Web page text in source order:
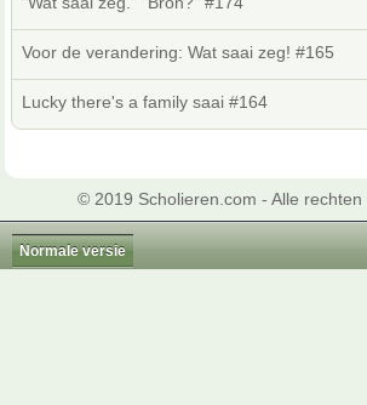
Voor de verandering: Wat saai zeg! #165
Lucky there's a family saai #164
© 2019 Scholieren.com - Alle rechten
Normale versie